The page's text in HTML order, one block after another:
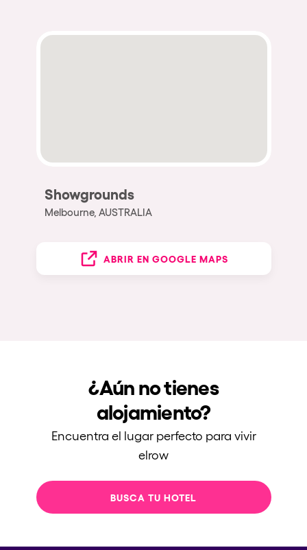
Showgrounds
Melbourne, AUSTRALIA
ABRIR EN GOOGLE MAPS
¿Aún no tienes
alojamiento?
Encuentra el lugar perfecto para vivir
elrow
BUSCA TU HOTEL